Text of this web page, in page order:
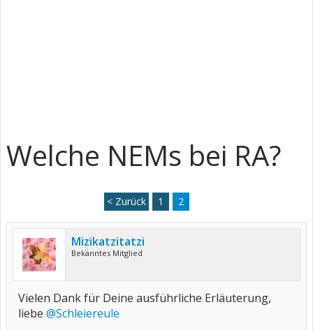
Welche NEMs bei RA?
< Zurück 1 2
Mizikatzitatzi
Bekanntes Mitglied
Vielen Dank für Deine ausführliche Erläuterung,
liebe @Schleiereule